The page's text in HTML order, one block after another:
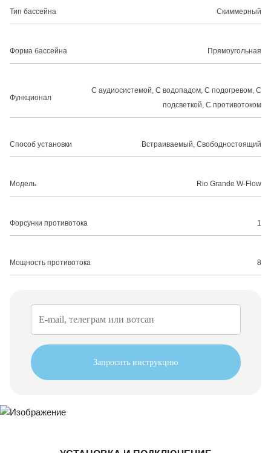
Тип бассейна Скиммерный
Форма бассейна Прямоугольная
Функционал
С аудиосистемой, С водопадом, С подогревом, С
подсветкой, С противотоком
Способ установки Встраиваемый, Свободностоящий
Модель Rio Grande W-Flow
Форсунки противотока 1
Мощность противотока 8
Запросить инструкцию